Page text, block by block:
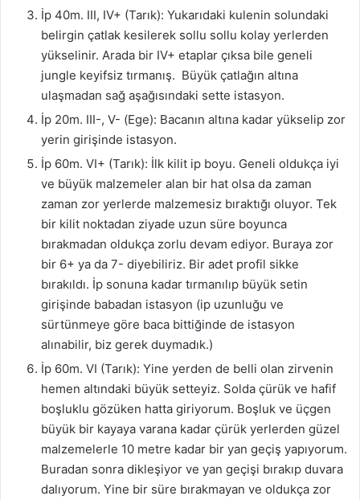
İp 40m. III, IV+ (Tarık): Yukarıdaki kulenin solundaki
belirgin çatlak kesilerek sollu sollu kolay yerlerden
yükselinir. Arada bir IV+ etaplar çıksa bile geneli
jungle keyifsiz tırmanış. Büyük çatlağın altına
ulaşmadan sağ aşağısındaki sette istasyon.
İp 20m. III-, V- (Ege): Bacanın altına kadar yükselip zor
yerin girişinde istasyon.
İp 60m. VI+ (Tarık): İlk kilit ip boyu. Geneli oldukça iyi
ve büyük malzemeler alan bir hat olsa da zaman
zaman zor yerlerde malzemesiz bıraktığı oluyor. Tek
bir kilit noktadan ziyade uzun süre boyunca
bırakmadan oldukça zorlu devam ediyor. Buraya zor
bir 6+ ya da 7- diyebiliriz. Bir adet profil sikke
bırakıldı. İp sonuna kadar tırmanılıp büyük setin
girişinde babadan istasyon (ip uzunluğu ve
sürtünmeye göre baca bittiğinde de istasyon
alınabilir, biz gerek duymadık.)
İp 60m. VI (Tarık): Yine yerden de belli olan zirvenin
hemen altındaki büyük setteyiz. Solda çürük ve hafif
boşluklu gözüken hatta giriyorum. Boşluk ve üçgen
büyük bir kayaya varana kadar çürük yerlerden güzel
malzemelerle 10 metre kadar bir yan geçiş yapıyorum.
Buradan sonra dikleşiyor ve yan geçişi bırakıp duvara
dalıyorum. Yine bir süre bırakmayan ve oldukça zor